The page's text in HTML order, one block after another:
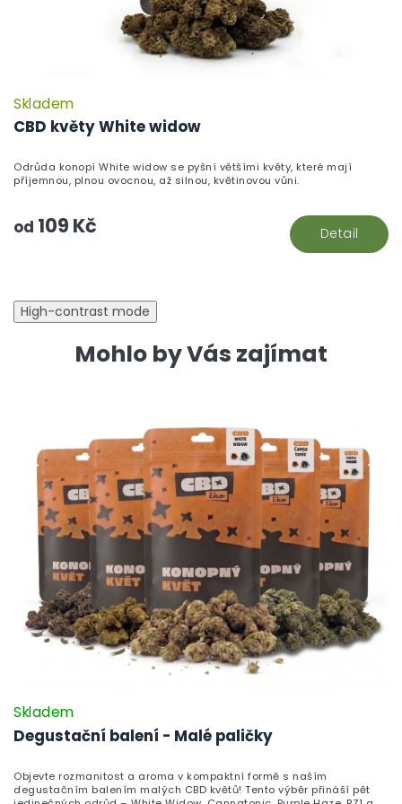
CBD květy White widow
Skladem
od 109 Kč Detail
Odrůda konopí White widow se pyšní většími květy, které mají
příjemnou, plnou ovocnou, až silnou, květinovou vůni.
High-contrast mode
Mohlo by Vás zajímat
Degustační balení - Malé paličky
Skladem
Objevte rozmanitost a aroma v kompaktní formě s naším
degustačním balením malých CBD květů! Tento výběr přináší pět